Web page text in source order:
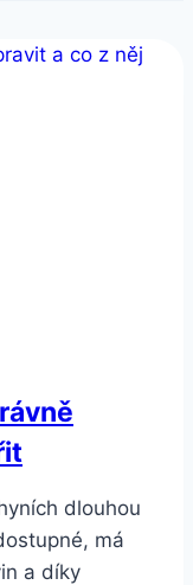
dlouhou
má
a díky